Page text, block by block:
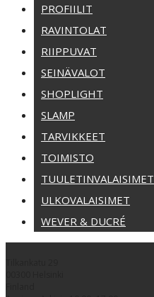
PROFIILIT
RAVINTOLAT
RIIPPUVAT
SEINÄVALOT
SHOPLIGHT
SLAMP
TARVIKKEET
TOIMISTO
TUULETINVALAISIMET
ULKOVALAISIMET
WEVER & DUCRÉ